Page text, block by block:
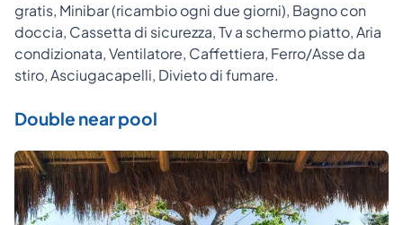
gratis, Minibar (ricambio ogni due giorni), Bagno con
doccia, Cassetta di sicurezza, Tv a schermo piatto, Aria
condizionata, Ventilatore, Caffettiera, Ferro/Asse da
stiro, Asciugacapelli, Divieto di fumare.
Double near pool